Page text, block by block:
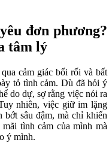
đơn phương?
tâm lý
cảm giác bối rối và bất
tỏ tình cảm. Dù đã hỏi ý
do dự, sợ rằng việc nói ra
nhiên, việc giữ im lặng
bớt sâu đậm, mà chỉ khiến
tình cảm của mình mà
ý mình.